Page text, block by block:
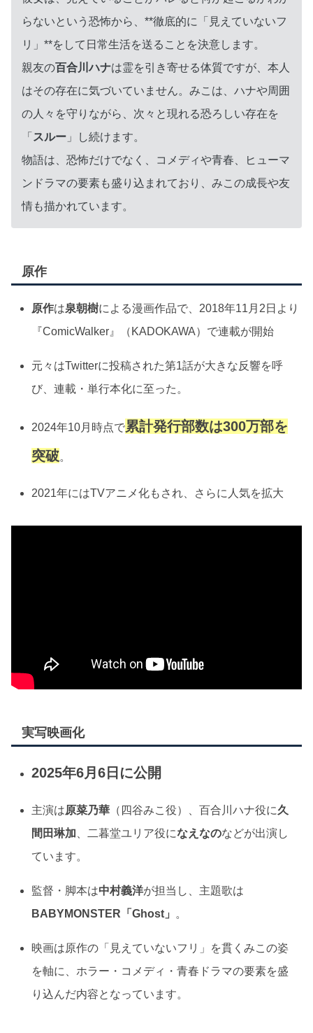
らないという恐怖から、**徹底的に「見えていないフ
リ」**をして日常生活を送ることを決意します。
親友の百合川ハナは霊を引き寄せる体質ですが、本人
はその存在に気づいていません。みこは、ハナや周囲
の人々を守りながら、次々と現れる恐ろしい存在を
「 スルー 」し続けます。
物語は、恐怖だけでなく、コメディや青春、ヒューマ
ンドラマの要素も盛り込まれており、みこの成長や友
情も描かれています。
原作
原作は泉朝樹による漫画作品で、2018年11月2日より
『ComicWalker』（KADOKAWA）で連載が開始
元々はTwitterに投稿された第1話が大きな反響を呼
び、連載・単行本化に至った。
2024年10月時点で累計発行部数は300万部を
突破。
2021年にはTVアニメ化もされ、さらに人気を拡大
実写映画化
2025年6月6日に公開
主演は原菜乃華 （四谷みこ役）、百合川ハナ役に久
間田琳加 、二暮堂ユリア役になえなのなどが出演し
ています。
監督・脚本は中村義洋が担当し、主題歌は
BABYMONSTER「Ghost」
。
映画は原作の「見えていないフリ」を貫くみこの姿
を軸に、ホラー・コメディ・青春ドラマの要素を盛
り込んだ内容となっています。